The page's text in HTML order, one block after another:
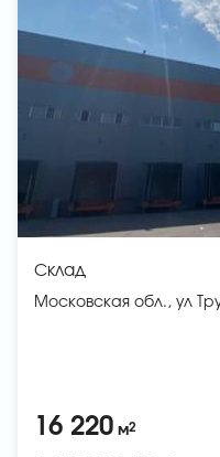
Склад
Московская обл., ул
16 220 м2